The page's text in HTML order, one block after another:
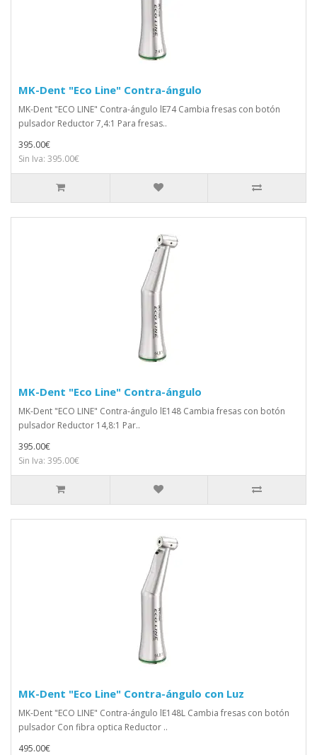
MK-Dent "Eco Line" Contra-ángulo
MK-Dent "ECO LINE" Contra-ángulo lE74 Cambia fresas con botón
pulsador Reductor 7,4:1 Para fresas..
395.00€
Sin Iva: 395.00€
MK-Dent "Eco Line" Contra-ángulo
MK-Dent "ECO LINE" Contra-ángulo lE148 Cambia fresas con botón
pulsador Reductor 14,8:1 Par..
395.00€
Sin Iva: 395.00€
MK-Dent "Eco Line" Contra-ángulo con Luz
MK-Dent "ECO LINE" Contra-ángulo lE148L Cambia fresas con botón
pulsador Con fibra optica Reductor ..
495.00€